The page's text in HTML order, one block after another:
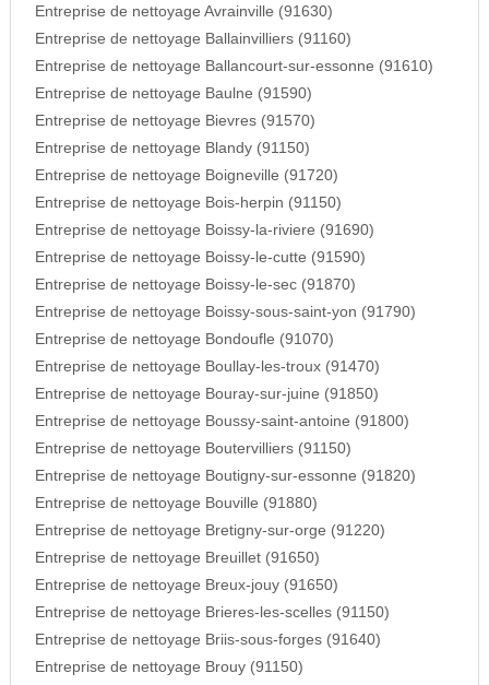
Entreprise de nettoyage Avrainville (91630)
Entreprise de nettoyage Ballainvilliers (91160)
Entreprise de nettoyage Ballancourt-sur-essonne (91610)
Entreprise de nettoyage Baulne (91590)
Entreprise de nettoyage Bievres (91570)
Entreprise de nettoyage Blandy (91150)
Entreprise de nettoyage Boigneville (91720)
Entreprise de nettoyage Bois-herpin (91150)
Entreprise de nettoyage Boissy-la-riviere (91690)
Entreprise de nettoyage Boissy-le-cutte (91590)
Entreprise de nettoyage Boissy-le-sec (91870)
Entreprise de nettoyage Boissy-sous-saint-yon (91790)
Entreprise de nettoyage Bondoufle (91070)
Entreprise de nettoyage Boullay-les-troux (91470)
Entreprise de nettoyage Bouray-sur-juine (91850)
Entreprise de nettoyage Boussy-saint-antoine (91800)
Entreprise de nettoyage Boutervilliers (91150)
Entreprise de nettoyage Boutigny-sur-essonne (91820)
Entreprise de nettoyage Bouville (91880)
Entreprise de nettoyage Bretigny-sur-orge (91220)
Entreprise de nettoyage Breuillet (91650)
Entreprise de nettoyage Breux-jouy (91650)
Entreprise de nettoyage Brieres-les-scelles (91150)
Entreprise de nettoyage Briis-sous-forges (91640)
Entreprise de nettoyage Brouy (91150)